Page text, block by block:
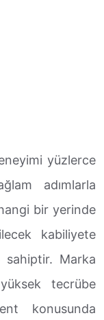
yüzlerce
adımlarla
bir yerinde
kabiliyete
Marka
tecrübe
konusunda